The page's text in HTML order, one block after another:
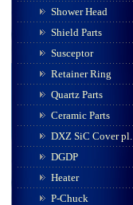
Shower Head
Shield Parts
Susceptor
Retainer Ring
Quartz Parts
Ceramic Parts
DXZ SiC Cover pl.
DGDP
Heater
P-Chuck